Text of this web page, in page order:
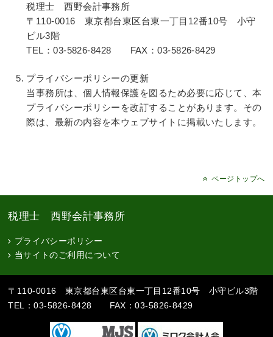
税理士 西野会計事務所
〒110-0016 東京都台東区台東一丁目12番10号 小守
ビル3階
TEL：03-5826-8428 FAX：03-5826-8429
プライバシーポリシーの更新
当事務所は、個人情報保護を図るため必要に応じて、本
プライバシーポリシーを改訂することがあります。その
際は、最新の内容を本ウェブサイトに掲載いたします。
ページトップへ
税理士 西野会計事務所
プライバシーポリシー
当サイトのご利用について
〒110-0016 東京都台東区台東一丁目12番10号 小守ビル3階
TEL：03-5826-8428 FAX：03-5826-8429